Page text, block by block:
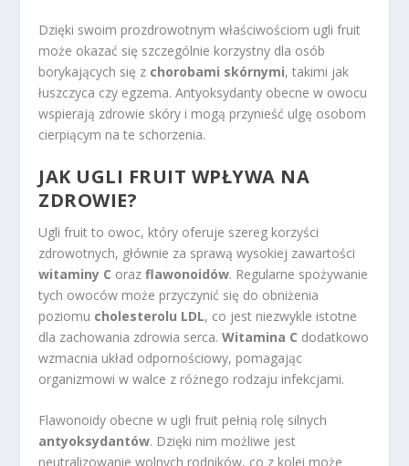
Dzięki swoim prozdrowotnym właściwościom ugli fruit
może okazać się szczególnie korzystny dla osób
borykających się z chorobami skórnymi, takimi jak
łuszczyca czy egzema. Antyoksydanty obecne w owocu
wspierają zdrowie skóry i mogą przynieść ulgę osobom
cierpiącym na te schorzenia.
JAK UGLI FRUIT WPŁYWA NA
ZDROWIE?
Ugli fruit to owoc, który oferuje szereg korzyści
zdrowotnych, głównie za sprawą wysokiej zawartości
witaminy C orazflawonoidów. Regularne spożywanie
tych owoców może przyczynić się do obniżenia
poziomu cholesterolu LDL, co jest niezwykle istotne
dla zachowania zdrowia serca.Witamina C dodatkowo
wzmacnia układ odpornościowy, pomagając
organizmowi w walce z różnego rodzaju infekcjami.
Flawonoidy obecne w ugli fruit pełnią rolę silnych
antyoksydantów. Dzięki nim możliwe jest
neutralizowanie wolnych rodników, co z kolei może